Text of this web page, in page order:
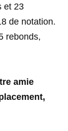
et 23
de notation.
rebonds,
amie